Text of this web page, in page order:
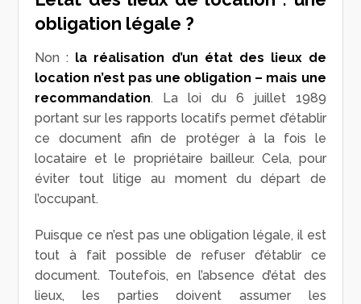
obligation légale ?
Non : la réalisation d’un état des lieux de
location n’est pas une obligation – mais une
recommandation. La loi du 6 juillet 1989
portant sur les rapports locatifs permet d’établir
ce document afin de protéger à la fois le
locataire et le propriétaire bailleur. Cela, pour
éviter tout litige au moment du départ de
l’occupant.
Puisque ce n’est pas une obligation légale, il est
tout à fait possible de refuser d’établir ce
document. Toutefois, en l’absence d’état des
lieux, les parties doivent assumer les